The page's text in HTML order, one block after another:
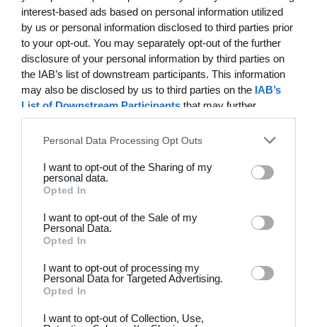
interest-based ads based on personal information utilized
by us or personal information disclosed to third parties prior
to your opt-out. You may separately opt-out of the further
disclosure of your personal information by third parties on
the IAB’s list of downstream participants. This information
may also be disclosed by us to third parties on the IAB’s
List of Downstream Participants that may further
disclose it to other third parties.
Personal Data Processing Opt Outs
I want to opt-out of the Sharing of my
personal data.
Opted In
I want to opt-out of the Sale of my
Personal Data.
Opted In
I want to opt-out of processing my
Personal Data for Targeted Advertising.
Opted In
I want to opt-out of Collection, Use,
De grønne bude 4 3 Stokehagen
B82-Fodbold-Fitness-U50 6 0 Modstander
Beierholm - Fodbold 3 0 Modstander
+47 Sæson 2026 Modstander
Brede IF - Det grå guld 3 1 Hørsholm